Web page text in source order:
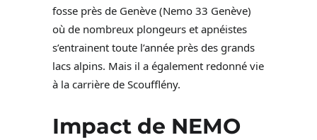
fosse près de Genève (Nemo 33 Genève)
où de nombreux plongeurs et apnéistes
s’entrainent toute l’année près des grands
lacs alpins. Mais il a également redonné vie
à la carrière de Scoufflény.
Impact de NEMO